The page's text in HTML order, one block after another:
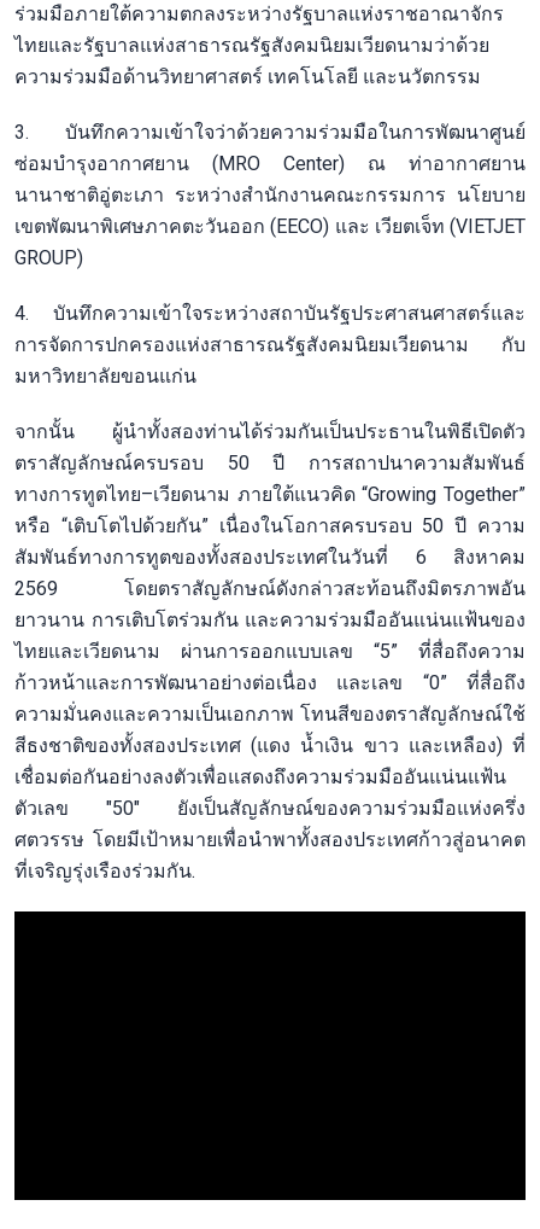
ร่วมมือภายใต้ความตกลงระหว่างรัฐบาลแห่งราชอาณาจักร
ไทยและรัฐบาลแห่งสาธารณรัฐสังคมนิยมเวียดนามว่าด้วย
ความร่วมมือด้านวิทยาศาสตร์ เทคโนโลยี และนวัตกรรม
3. บันทึกความเข้าใจว่าด้วยความร่วมมือในการพัฒนาศูนย์
ซ่อมบำรุงอากาศยาน (MRO Center) ณ ท่าอากาศยาน
นานาชาติอู่ตะเภา ระหว่างสำนักงานคณะกรรมการ นโยบาย
เขตพัฒนาพิเศษภาคตะวันออก (EECO) และ เวียตเจ็ท (VIETJET
GROUP)
4. บันทึกความเข้าใจระหว่างสถาบันรัฐประศาสนศาสตร์และ
การจัดการปกครองแห่งสาธารณรัฐสังคมนิยมเวียดนาม กับ
มหาวิทยาลัยขอนแก่น
จากนั้น ผู้นำทั้งสองท่านได้ร่วมกันเป็นประธานในพิธีเปิดตัว
ตราสัญลักษณ์ครบรอบ 50 ปี การสถาปนาความสัมพันธ์
ทางการทูตไทย–เวียดนาม ภายใต้แนวคิด “Growing Together”
หรือ “เติบโตไปด้วยกัน” เนื่องในโอกาสครบรอบ 50 ปี ความ
สัมพันธ์ทางการทูตของทั้งสองประเทศในวันที่ 6 สิงหาคม
2569 โดยตราสัญลักษณ์ดังกล่าวสะท้อนถึงมิตรภาพอัน
ยาวนาน การเติบโตร่วมกัน และความร่วมมืออันแน่นแฟ้นของ
ไทยและเวียดนาม ผ่านการออกแบบเลข “5” ที่สื่อถึงความ
ก้าวหน้าและการพัฒนาอย่างต่อเนื่อง และเลข “0” ที่สื่อถึง
ความมั่นคงและความเป็นเอกภาพ โทนสีของตราสัญลักษณ์ใช้
สีธงชาติของทั้งสองประเทศ (แดง น้ำเงิน ขาว และเหลือง) ที่
เชื่อมต่อกันอย่างลงตัวเพื่อแสดงถึงความร่วมมืออันแน่นแฟ้น
ตัวเลข "50" ยังเป็นสัญลักษณ์ของความร่วมมือแห่งครึ่ง
ศตวรรษ โดยมีเป้าหมายเพื่อนำพาทั้งสองประเทศก้าวสู่อนาคต
ที่เจริญรุ่งเรืองร่วมกัน.